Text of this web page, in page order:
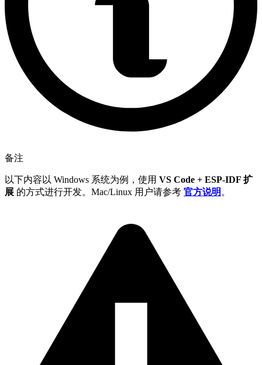
备注
以下内容以 Windows 系统为例，使用 VS Code + ESP-IDF 扩
展 的方式进行开发。Mac/Linux 用户请参考 官方说明 。